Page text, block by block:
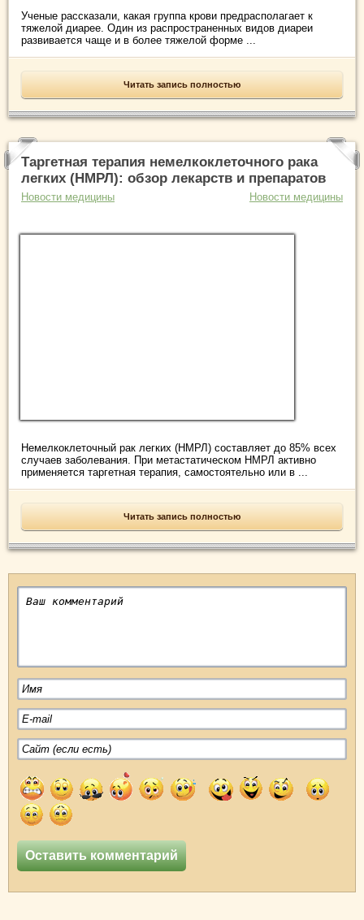
Ученые рассказали, какая группа крови предрасполагает к
тяжелой диарее. Один из распространенных видов диареи
развивается чаще и в более тяжелой форме ...
Читать запись полностью
Таргетная терапия немелкоклеточного рака
легких (НМРЛ): обзор лекарств и препаратов
Новости медицины Новости медицины
Немелкоклеточный рак легких (НМРЛ) составляет до 85% всех
случаев заболевания. При метастатическом НМРЛ активно
применяется таргетная терапия, самостоятельно или в ...
Читать запись полностью